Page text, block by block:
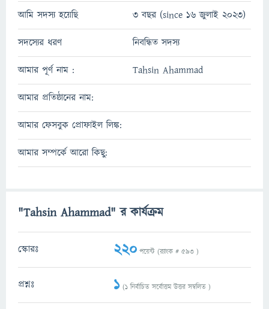
আমি সদস্য হয়েছি 3 বছর (since 16 জুলাই 2023)
সদস্যের ধরণ নিবন্ধিত সদস্য
আমার পূর্ণ নাম : Tahsin Ahammad
আমার প্রতিষ্ঠানের নাম:
আমার ফেসবুক প্রোফাইল লিঙ্ক:
আমার সম্পর্কে আরো কিছু:
"Tahsin Ahammad" র কার্যক্রম
স্কোরঃ 220 পয়েন্ট (র‌্যাংক # 593 )
প্রশ্নঃ 1 (1নির্বাচিত সর্বোত্তম উত্তর সম্বলিত )